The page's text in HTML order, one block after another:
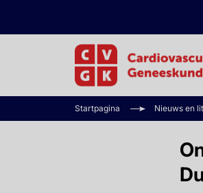
Startpagina Nieuws en